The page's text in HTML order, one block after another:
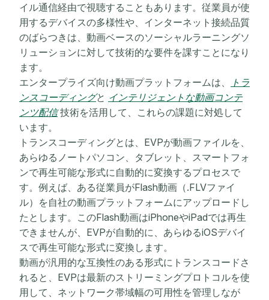
イル通信経由で視聴することもあります。従業員が使
用するデバイスの多様性や、インターネット接続品質
のばらつきは、動画ベースのソーシャルラーニングソ
リューションに対して技術的な要件を課すことになり
ます。
エンタープライズ向け動画プラットフォームは、
トラ
ンスコーディングと インテリジェントな動画コンテ
ンツ配信技術を活用して、これらの課題に対処して
います。
トランスコーディングとは、EVPが動画ファイルを、
あらゆるノートパソコン、タブレット、スマートフォ
ンで再生可能な形式に自動的に変換するプロセスで
す。例えば、ある従業員がFlash動画（.FLVファイ
ル）を自社の動画プラットフォームにアップロードし
たとします。このFlash動画はiPhoneやiPadでは再生
できませんが、EVPが自動的に、あらゆるiOSデバイ
スで再生可能な形式に変換します。
動画が汎用的な互換性のある形式にトランスコードさ
れると、EVPは最新のストリーミングプロトコルを使
用して、ネットワーク帯域幅の可用性を管理しなが